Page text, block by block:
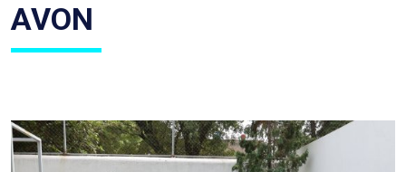
AVON